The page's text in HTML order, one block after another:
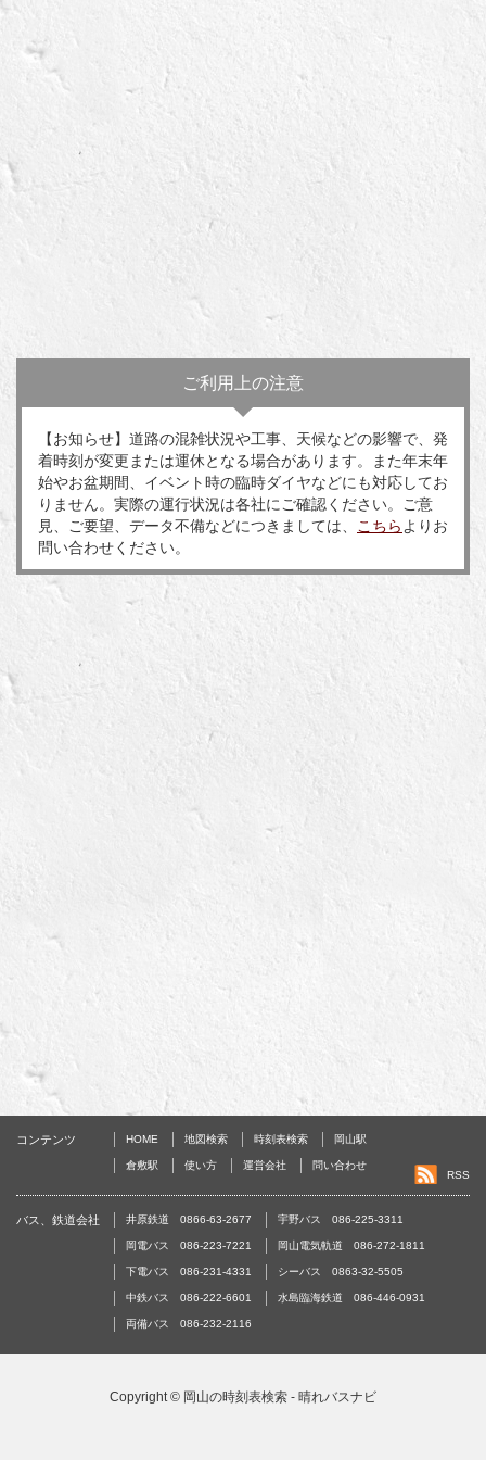
ご利用上の注意
【お知らせ】道路の混雑状況や工事、天候などの影響で、発
着時刻が変更または運休となる場合があります。また年末年
始やお盆期間、イベント時の臨時ダイヤなどにも対応してお
りません。実際の運行状況は各社にご確認ください。ご意
見、ご要望、データ不備などにつきましては、
こちら よりお
問い合わせください。
コンテンツ HOME 地図検索 時刻表検索 岡山駅
倉敷駅 使い方 運営会社
問い合わせ
RSS
バス、鉄道会社 井原鉄道 0866-63-2677 宇野バス 086-225-3311
岡電バス 086-223-7221 岡山電気軌道 086-272-1811
下電バス 086-231-4331 シーバス 0863-32-5505
中鉄バス 086-222-6601 水島臨海鉄道 086-446-0931
両備バス 086-232-2116
Copyright © 岡山の時刻表検索 - 晴れバスナビ